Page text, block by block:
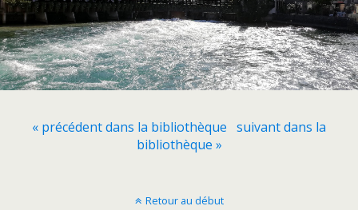
« précédent dans la bibliothèque suivant dans la
bibliothèque »
Retour au début